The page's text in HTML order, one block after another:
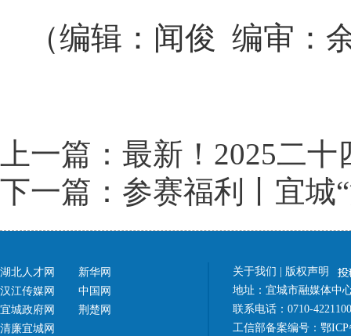
（编辑：闻俊 编审：
上一篇：最新！2025二
下一篇：参赛福利丨宜城
湖北人才网
汉江传媒网
宜城政府网
清廉宜城网
新华网
中国网
荆楚网
关于我们
版权声明
地址：宜城市融媒体中
联系电话：0710-
工信部备案编号： 鄂ICP